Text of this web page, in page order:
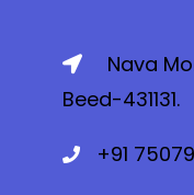
Nava
Beed-431131.
+91